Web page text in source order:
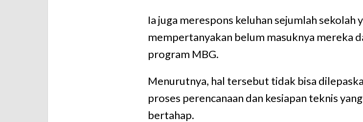
Ia juga merespons keluhan sejumlah sekolah
mempertanyakan belum masuknya mereka
program MBG.
Menurutnya, hal tersebut tidak bisa
proses perencanaan dan kesiapan teknis
bertahap.